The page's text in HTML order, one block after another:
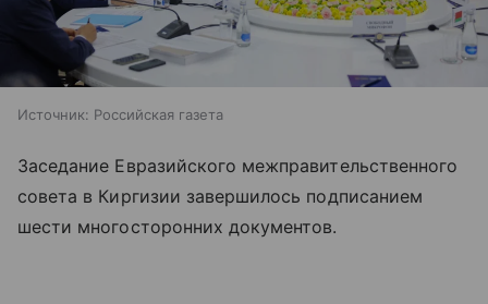
Источник: Российская газета
Заседание Евразийского межправительственного
совета в Киргизии завершилось подписанием
шести многосторонних документов.